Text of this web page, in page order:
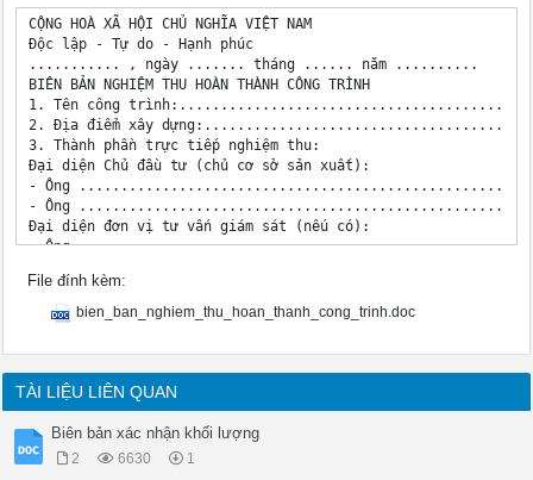
CỘNG HOÀ XÃ HỘI CHỦ NGHĨA VIỆT NAM
Độc lập - Tự do - Hạnh phúc
........... , ngày ....... tháng ...... năm ..........
BIÊN BẢN NGHIỆM THU HOÀN THÀNH CÔNG TRÌNH
1. Tên công
2. Địa điểm xây
3. Thành phần trực tiếp nghiệm thu:
Đại diện Chủ đầu tư (chủ cơ sở sản xuất):
- Ông ....................................................
- Ông ....................................................
Đại diện đơn vị tư vấn giám sát (nếu có):
- Ông ....................................................
Đại diện đơn vị cung ứng, chuyển giao, lắp đặt công nghệ:
- Ông ....................................................
- Ông ....................................................
- Ông ....................................................
4. Thời gian nghiệm thu:
Bắt đầu:..............giờ, ngày .........tháng
Kết thúc:..............giờ, ngày .........tháng
5. Đánh giá công trình xây dựng đã thực hiện:
File đính kèm:
bien_ban_nghiem_thu_hoan_thanh_cong_trinh.doc
TÀI LIỆU LIÊN QUAN
Biên bản xác nhận khối lượng
2 6630 1